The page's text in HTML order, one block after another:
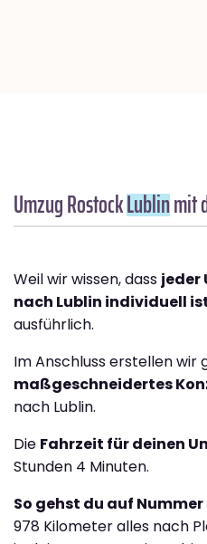
Umzug RostockLublinmit
Weil wir wissen, dass jeder
nach Lublin individuell
ausführlich.
Im Anschluss erstellen wir
maßgeschneidertes
nach Lublin.
Die Fahrzeit für deinen
Stunden 4 Minuten.
So gehst du auf
978 Kilometer alles nach